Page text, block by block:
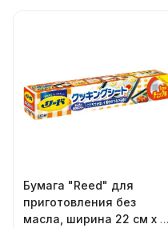
Бумага "Reed" для
приготовления без
масла, ширина 22 см х 5